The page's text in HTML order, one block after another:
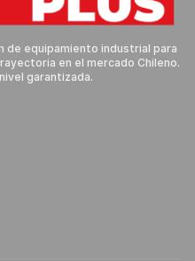
de equipamiento industrial para
en el mercado Chileno.
garantizada.